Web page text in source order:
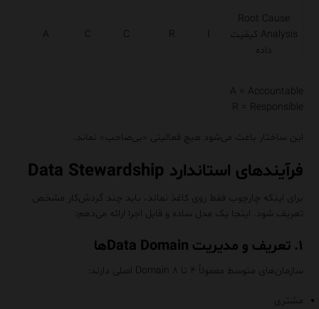
Root Cause
Analysis کیفیت
داده
R
C
C
A
A = Accountable
R = Responsible
این ساختار باعث می‌شود هیچ فعالیتی «بی‌صاحب» نماند.
فرآیندهای استاندارد Data Stewardship
برای اینکه چارچوب فقط روی کاغذ نماند، باید چند گردش‌کار مشخص
تعریف شود. اینجا یک مدل ساده و قابل اجرا ارائه می‌دهم:
۱. تعریف و مدیریت Data Domainها
سازمان‌های متوسط معمولاً ۴ تا ۸ Domain اصلی دارند:
مشتری